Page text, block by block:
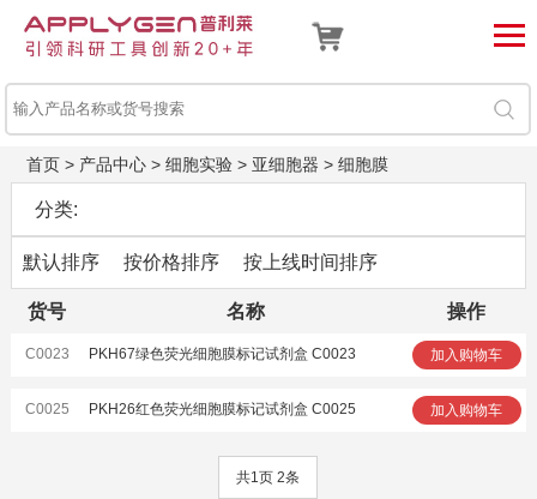
首页> 产品中心> 细胞实验> 亚细胞器 > 细胞膜
分类:
默认排序 按价格排序 按上线时间排序
货号 名称 操作
C0023 PKH67绿色荧光细胞膜标记试剂盒 C0023 加入购物车
C0025 PKH26红色荧光细胞膜标记试剂盒 C0025 加入购物车
共1页 2条